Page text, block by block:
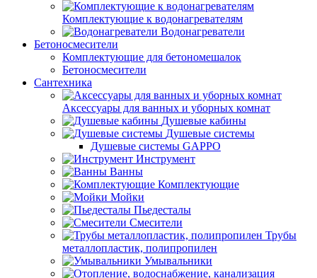
Комплектующие к водонагревателям
Водонагреватели
Бетоносмесители
Комплектующие для бетономешалок
Бетоносмесители
Сантехника
Аксессуары для ванных и уборных комнат
Душевые кабины
Душевые системы
Душевые системы GAPPO
Инструмент
Ванны
Комплектующие
Мойки
Пьедесталы
Смесители
Трубы
металлопластик, полипропилен
Умывальники